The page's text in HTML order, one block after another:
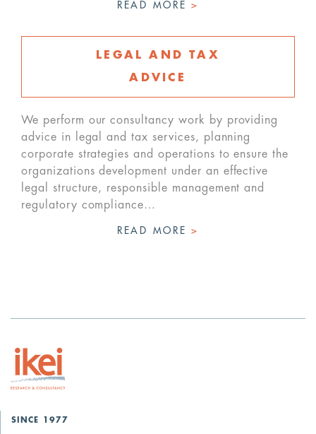
READ MORE>
LEGAL AND TAX
ADVICE
We perform our consultancy work by providing
advice in legal and tax services, planning
corporate strategies and operations to ensure the
organizations development under an effective
legal structure, responsible management and
regulatory compliance…
READ MORE>
SINCE 1977